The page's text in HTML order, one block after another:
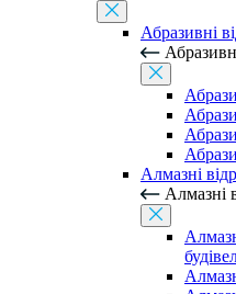
Абразивні
Алмазні
Алмазні